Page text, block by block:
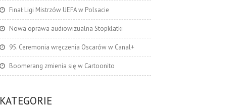
Finał Ligi Mistrzów UEFA w Polsacie
Nowa oprawa audiowizualna Stopklatki
95. Ceremonia wręczenia Oscarów w Canal+
Boomerang zmienia się w Cartoonito
KATEGORIE